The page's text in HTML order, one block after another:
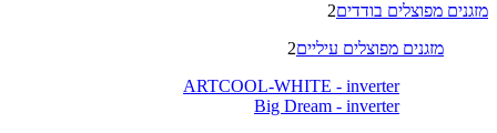
מזגנים מפוצלים בודדים2
מזגנים מפוצלים עיליים2
ARTCOOL-WHITE - inverter
Big Dream - inverter